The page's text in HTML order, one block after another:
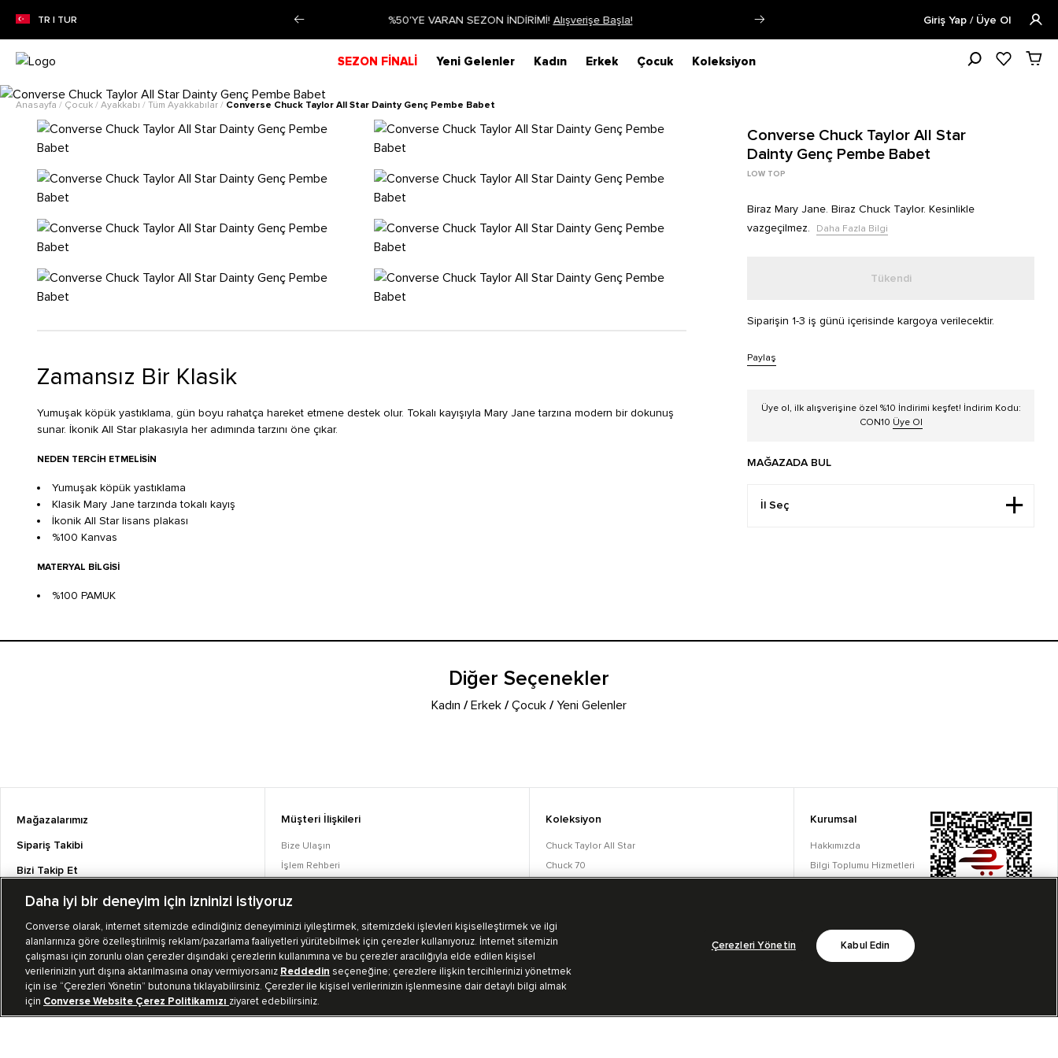
TR | TUR
İNDİRİMİ!Alışverişe Başla! Siparişin 1-3 iş günü içerisinde kargoya verilecektir.Daha Fazla Bilgi Öğrencilere Özel Tüm Ürünlerde
Giriş Yap / Üye Ol
SEZON FİNALİ Yeni Gelenler Kadın Erkek Çocuk Koleksiyon
Anasayfa / Çocuk / Ayakkabı / Tüm Ayakkabılar / Converse Chuck Taylor All Star Dainty Genç Pembe Babet
Zamansız Bir Klasik
Yumuşak köpük yastıklama, gün boyu rahatça hareket etmene destek olur. Tokalı kayışıyla Mary Jane tarzına modern bir dokunuş
sunar. İkonik All Star plakasıyla her adımında tarzını öne çıkar.
NEDEN TERCIH ETMELISIN
Yumuşak köpük yastıklama
Klasik Mary Jane tarzında tokalı kayış
İkonik All Star lisans plakası
%100 Kanvas
MATERYAL BILGISI
%100 PAMUK
Converse Chuck Taylor All Star
Dainty Genç Pembe Babet
LOW TOP
Biraz Mary Jane. Biraz Chuck Taylor. Kesinlikle
vazgeçilmez.
Daha Fazla Bilgi
Tükendi
Siparişin 1-3 iş günü içerisinde kargoya verilecektir.
Paylaş
Üye ol, ilk alışverişine özel %10 İndirimi keşfet! İndirim Kodu:
CON10 Üye Ol
MAĞAZADA BUL
Diğer Seçenekler
Kadın /Erkek /Çocuk /Yeni Gelenler
Mağazalarımız
Sipariş Takibi
Bizi Takip Et
Müşteri İlişkileri
Bize Ulaşın
İşlem Rehberi
Converse Coins
Koleksiyon
Chuck Taylor All Star
Chuck 70
Bot Koleksiyonu
Kurumsal
Hakkımızda
Bilgi Toplumu Hizmetleri
TR | TUR
Daha iyi bir deneyim için izninizi istiyoruz
Converse olarak, internet sitemizde edindiğiniz deneyiminizi iyileştirmek, sitemizdeki işlevleri kişiselleştirmek ve ilgi
alanlarınıza göre özelleştirilmiş reklam/pazarlama faaliyetleri yürütebilmek için çerezler kullanıyoruz. İnternet sitemizin
çalışması için zorunlu olan çerezler dışındaki çerezlerin kullanımına ve bu çerezler aracılığıyla elde edilen kişisel
verilerinizin yurt dışına aktarılmasına onay vermiyorsanız Reddedin seçeneğine; çerezlere ilişkin tercihlerinizi yönetmek
için ise “Çerezleri Yönetin” butonuna tıklayabilirsiniz. Çerezler ile kişisel verilerinizin işlenmesine dair detaylı bilgi almak
için Converse Website Çerez Politikamızı ziyaret edebilirsiniz.
Çerezleri Yönetin Kabul Edin